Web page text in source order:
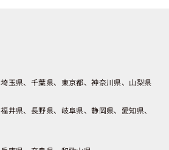
埼玉県 千葉県 東京都 神奈川県 山梨県
福井県 長野県 岐阜県 静岡県
愛知県